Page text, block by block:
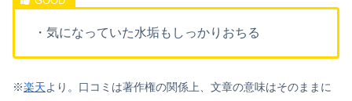
・気になっていた水垢もしっかりおちる
※楽天より。口コミは著作権の関係上、文章の意味はそのままに